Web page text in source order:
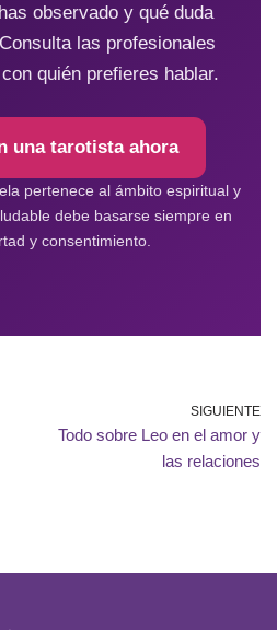
observado y qué duda
las profesionales
quién prefieres hablar.
una tarotista ahora
pertenece al ámbito espiritual y
debe basarse siempre en
y consentimiento.
SIGUIENTE
Todo sobre Leo en el amor y
las relaciones